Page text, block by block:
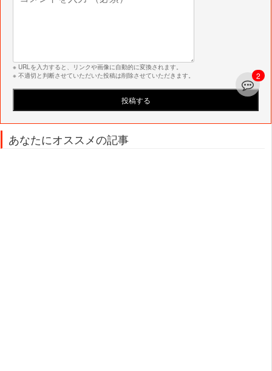
2
※ URLを入力すると、リンクや画像に自動的に変換されます。
※ 不適切と判断させていただいた投稿は削除させていただきます。
あなたにオススメの記事